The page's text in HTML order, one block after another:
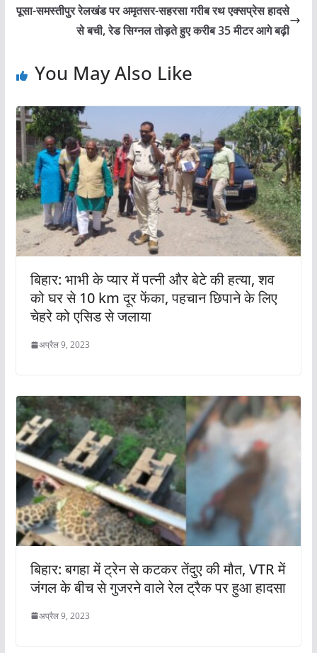
पूसा-समस्तीपुर रेलखंड पर अमृतसर-सहरसा गरीब रथ एक्सप्रेस हादसे
से बची, रेड सिग्नल तोड़ते हुए करीब 35 मीटर आगे बढ़ी
You May Also Like
बिहार: भाभी के प्यार में पत्नी और बेटे की हत्या, शव
को घर से 10 km दूर फेंका, पहचान छिपाने के लिए
चेहरे को एसिड से जलाया
अप्रैल 9, 2023
बिहार: बगहा में ट्रेन से कटकर तेंदुए की मौत, VTR में
जंगल के बीच से गुजरने वाले रेल ट्रैक पर हुआ हादसा
अप्रैल 9, 2023